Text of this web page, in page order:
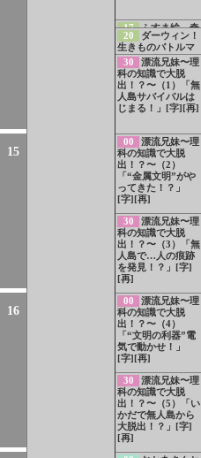
15
16
17
ふすま絵 奇
跡の再会[字]
20
ダーウィン！
生きものバトルマ
スターズ ぷりぷ
りプリティ！？お
しり対決[字]
30
漂流兄妹〜理
科の知識で大脱
出！？〜（1）「無
人島サバイバルは
じまる！」[字][再]
00
漂流兄妹〜理
科の知識で大脱
出！？〜（2）
「“金属文明”がや
ってきた！？」
[字][再]
30
漂流兄妹〜理
科の知識で大脱
出！？〜（3）「無
人島で…人の痕跡
を発見！？」[字]
[再]
00
漂流兄妹〜理
科の知識で大脱
出！？〜（4）
「“文明の利器”電
気で動かせ！」
[字][再]
30
漂流兄妹〜理
科の知識で大脱
出！？〜（5）「い
かだで無人島から
大脱出！？」[字]
[再]